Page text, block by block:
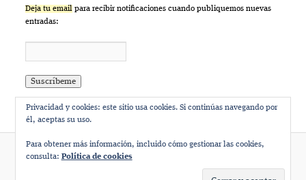
Deja tu email para recibir notificaciones cuando publiquemos nuevas
entradas:
Funciona gracias a WordPress
Privacidad y cookies: este sitio usa cookies. Si continúas navegando por
él, aceptas su uso.
Para obtener más información, incluido cómo gestionar las cookies,
consulta: Política de cookies